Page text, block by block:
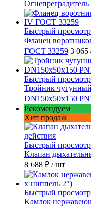
Быстрый просмотр
Фланец
ГОСТ 33259 3 065
Быстрый просмотр
Тройник
DN150х50х150
Рекомендуем
Хит продаж
Быстрый просмотр
Клапан
8 688 ₽ / шт
Быстрый просмотр
Камлок